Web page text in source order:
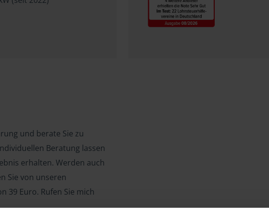
und berate Sie zu
Beratung lassen
erhalten. Werden auch
Sie von unseren
39 Euro. Rufen Sie mich